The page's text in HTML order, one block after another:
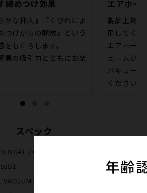
締めつけ効果
かな挿入』『くびれによ
つけからの開放』という
もたらします。
異の吸引力とともにお楽
エアホー
製品上部に
用してくだ
エアホール
ュームが
バキュー
ください。
スペック
/ CUP定期便
VACUUM CUP（TOC-201）×5
年齢